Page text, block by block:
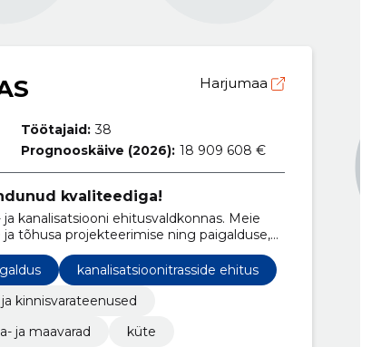
Harjumaa
Töötajaid: 38
Prognooskäive (2026): 18 909 608 €
kvaliteediga!
kanalisatsiooni ehitusvaldkonnas. Meie
tõhusa projekteerimise ning paigalduse,
kanalisatsioonitrasside ehitus
kinnisvarateenused
ja maavarad
küte